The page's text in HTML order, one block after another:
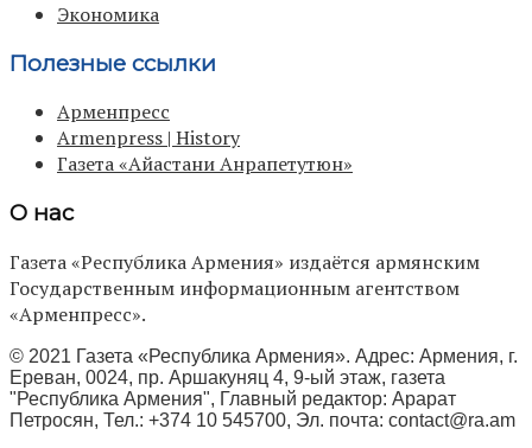
Экономика
Полезные ссылки
Арменпресс
Armenpress | History
Газета «Айастани Анрапетутюн»
О нас
Газета «Республика Армения» издаётся армянским
Государственным информационным агентством
«Арменпресс».
© 2021 Газета «Республика Армения». Адрес: Армения, г.
Ереван, 0024, пр. Аршакуняц 4, 9-ый этаж, газета
"Республика Армения", Главный редактор: Арарат
Петросян, Тел.: +374 10 545700, Эл. почта: contact@ra.am